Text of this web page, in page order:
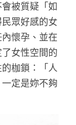
被質疑「如
眾好感的女
懷孕、並在
女性空間的
枷鎖：「人
定是妳不夠